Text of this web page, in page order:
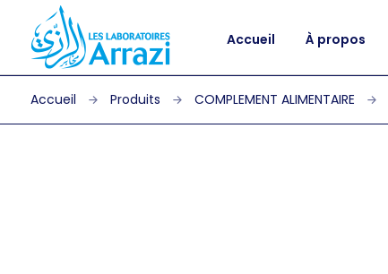
Accueil À propos
Produits COMPLEMENT ALIMENTAIRE